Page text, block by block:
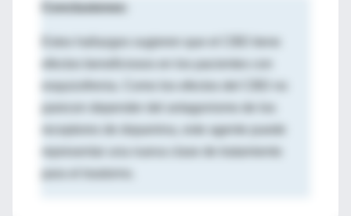
Conclusiones:
Estos hallazgos sugieren que el CBD tiene
parecen depender del antagonismo de los
receptores de dopamina, este agente puede